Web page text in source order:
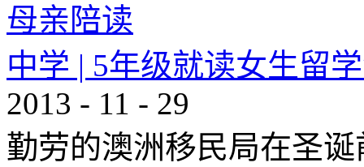
中学 | 5年级就读女生留
2013 - 11 - 29
勤劳的澳洲移民局在圣